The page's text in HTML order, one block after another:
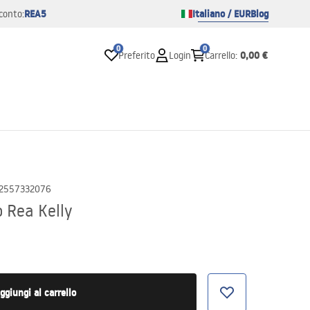
REA5 Italiano / EURBlog
0
Preferito Login
0
Carrello: 0,00 €
Rea Kelly
al carrello